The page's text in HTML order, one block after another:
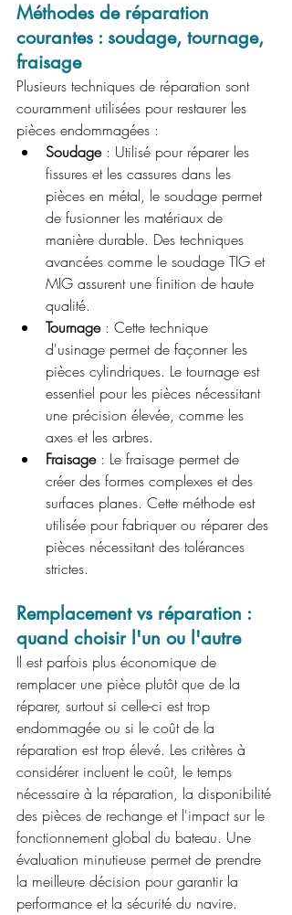
Méthodes de réparation
courantes : soudage, tournage,
fraisage
Plusieurs techniques de réparation sont
couramment utilisées pour restaurer les
pièces endommagées :
Soudage : Utilisé pour réparer les
fissures et les cassures dans les
pièces en métal, le soudage permet
de fusionner les matériaux de
manière durable. Des techniques
avancées comme le soudage TIG et
MIG assurent une finition de haute
qualité.
Tournage : Cette technique
d'usinage permet de façonner les
pièces cylindriques. Le tournage est
essentiel pour les pièces nécessitant
une précision élevée, comme les
axes et les arbres.
Fraisage : Le fraisage permet de
créer des formes complexes et des
surfaces planes. Cette méthode est
utilisée pour fabriquer ou réparer des
pièces nécessitant des tolérances
strictes.
Remplacement vs réparation :
quand choisir l'un ou l'autre
Il est parfois plus économique de
remplacer une pièce plutôt que de la
réparer, surtout si celle-ci est trop
endommagée ou si le coût de la
réparation est trop élevé. Les critères à
considérer incluent le coût, le temps
nécessaire à la réparation, la disponibilité
des pièces de rechange et l'impact sur le
fonctionnement global du bateau. Une
évaluation minutieuse permet de prendre
la meilleure décision pour garantir la
performance et la sécurité du navire.